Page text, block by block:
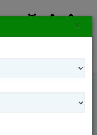
Stemmed
×